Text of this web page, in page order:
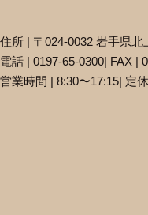
所 | 〒024-0032 岩手県
話 | 0197-65-0300| FAX |
業時間 | 8:30〜17:15| 定